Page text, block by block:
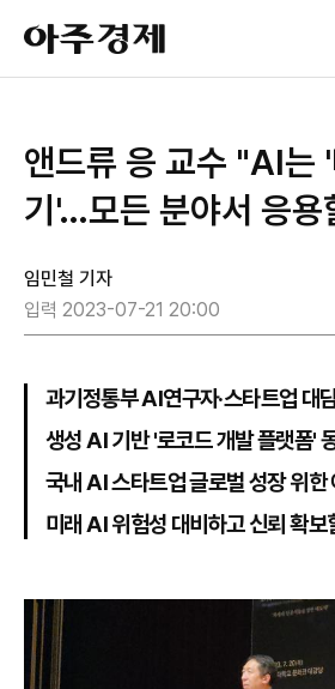
아
주
경
앤드류 응 교수 "AI는
기'…모든 분야서 응용
임민철 기자
입력 2023-07-21 20:00
과기정통부 AI연구자·스타트업 대
생성 AI 기반 '로코드 개발 플랫폼'
국내 AI 스타트업 글로벌 성장 위한
미래 AI 위험성 대비하고 신뢰 확보